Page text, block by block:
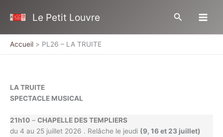
Le Petit Louvre Rechercher
Accueil PL26 – LA TRUITE
LA TRUITE
SPECTACLE MUSICAL
21h10 – CHAPELLE DES TEMPLIERS
du 4 au 25 juillet 2026 . Relâche le jeudi (9, 16 et 23 juillet)